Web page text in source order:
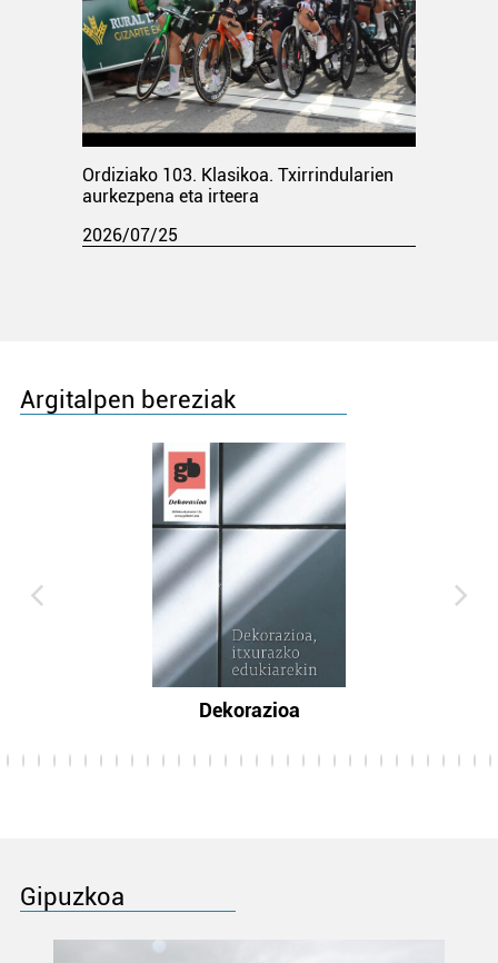
Ordiziako 103. Klasikoa. Txirrindularien
aurkezpena eta irteera
2026/07/25
Argitalpen bereziak
Dekorazioa
Gipuzkoa